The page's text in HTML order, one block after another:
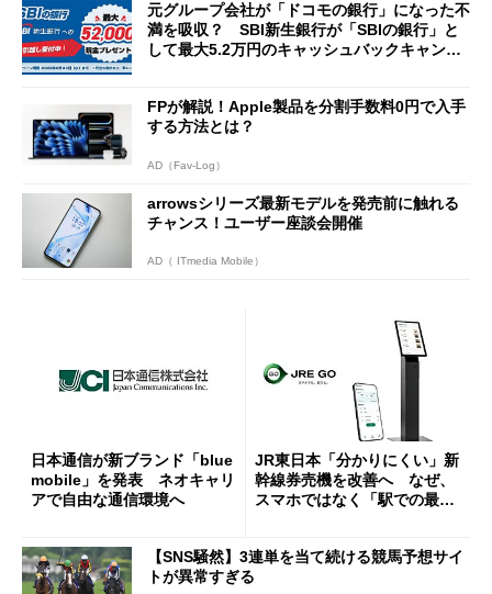
元グループ会社が「ドコモの銀行」になった不
満を吸収？ SBI新生銀行が「SBIの銀行」と
して最大5.2万円のキャッシュバックキャンペ
FPが解説！Apple製品を分割手数料0円で入手
する方法とは？
AD（Fav-Log）
arrowsシリーズ最新モデルを発売前に触れる
チャンス！ユーザー座談会開催
AD（ ITmedia Mobile）
日本通信が新ブランド「blue
mobile」を発表 ネオキャリ
アで自由な通信環境へ
JR東日本「分かりにくい」新
幹線券売機を改善へ なぜ、
スマホではなく「駅での最短
【SNS騒然】3連単を当て続ける競馬予想サイ
トが異常すぎる